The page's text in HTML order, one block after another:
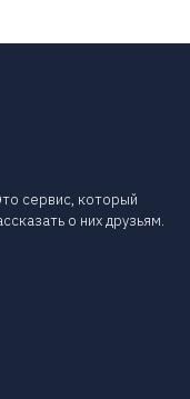
сервис, который
о них друзьям.